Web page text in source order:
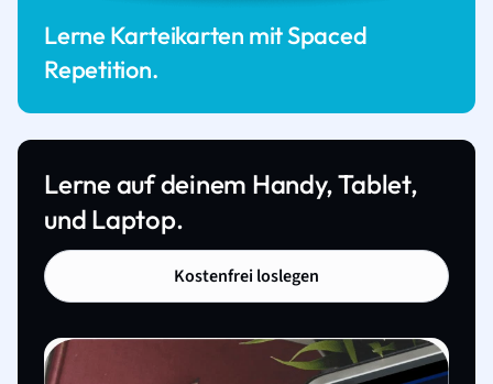
Lerne Karteikarten mit Spaced
Repetition.
Lerne auf deinem Handy, Tablet,
und Laptop.
Kostenfrei loslegen